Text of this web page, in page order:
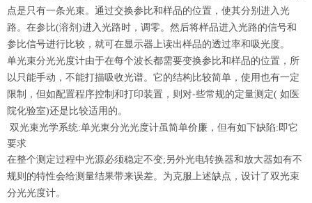
点是只有一条光束。通过交换参比和样品的位置，使其分别进入光
路。在参比(溶剂)进入光路时， 调零。然后将样品进入光路的信号和
参比信号进行比较，就可在显示器上读出样品的透过率和吸光度。
单光束分光光度计由于在每个波长都需要变换参 比和样品的位置，所
以只能手动，不能打描吸收光谱。 它的结构比较简单，使用也有一定
限制， 但如配置程序控制和打印装置，则对-些常规的定量测定( 如医
院化验室)还是比较适用的。
双光束光学系统:单光東分光光度计虽简单价廉，但有如下缺陷:即它
要求
在整个测定过程中光源必须稳定不变;另外光电转换器和放大器如有不
规则的特性会给测量结果带来误差。为克服上述缺点，设计了双光束
分光光度计。